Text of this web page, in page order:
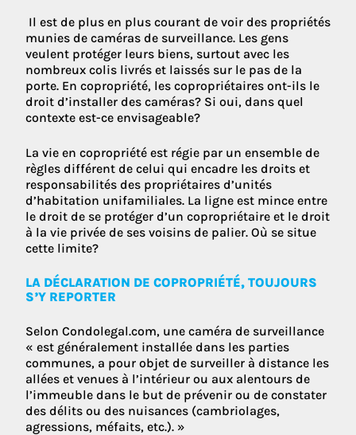
Il est de plus en plus courant de voir des propriétés
munies de caméras de surveillance. Les gens
veulent protéger leurs biens, surtout avec les
nombreux colis livrés et laissés sur le pas de la
porte. En copropriété, les copropriétaires ont-ils le
droit d’installer des caméras? Si oui, dans quel
contexte est-ce envisageable?
La vie en copropriété est régie par un ensemble de
règles différent de celui qui encadre les droits et
responsabilités des propriétaires d’unités
d’habitation unifamiliales. La ligne est mince entre
le droit de se protéger d’un copropriétaire et le droit
à la vie privée de ses voisins de palier. Où se situe
cette limite?
LA DÉCLARATION DE COPROPRIÉTÉ, TOUJOURS
S’Y REPORTER
Selon Condolegal.com, une caméra de surveillance
« est généralement installée dans les parties
communes, a pour objet de surveiller à distance les
allées et venues à l’intérieur ou aux alentours de
l’immeuble dans le but de prévenir ou de constater
des délits ou des nuisances (cambriolages,
agressions, méfaits, etc.). »